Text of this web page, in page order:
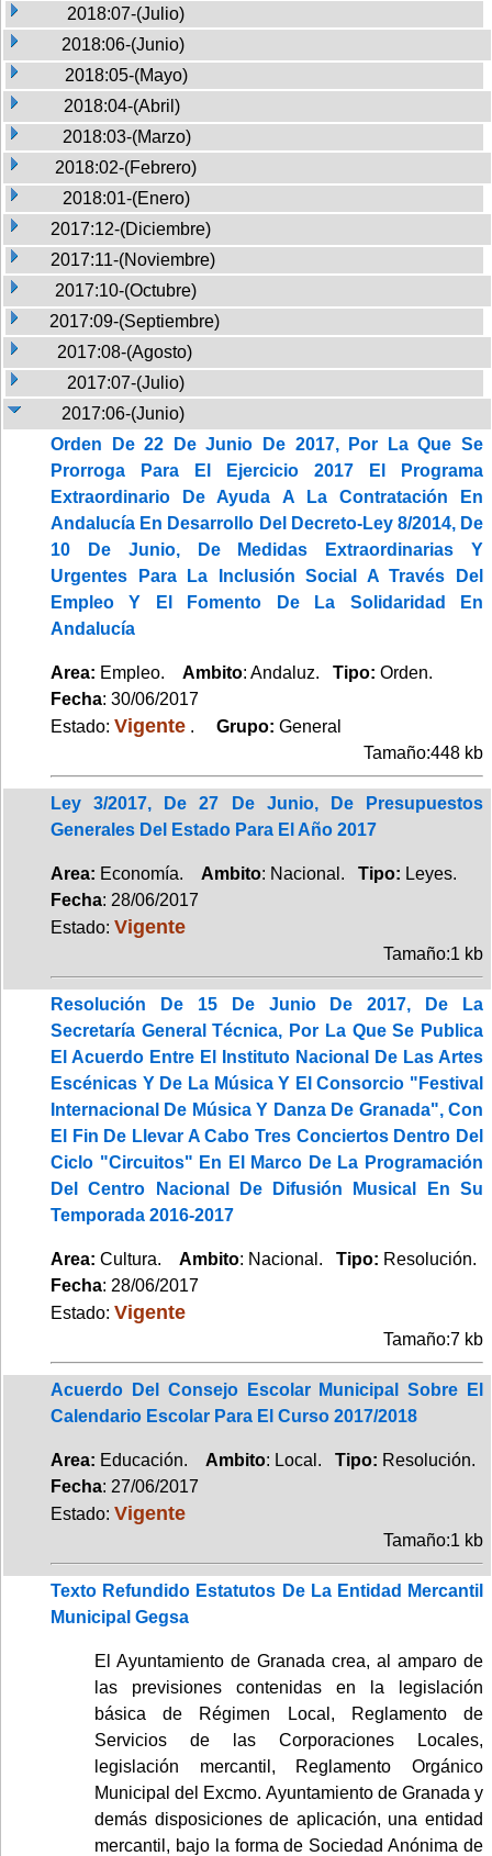
2018:07-(Julio)
2018:06-(Junio)
2018:05-(Mayo)
2018:04-(Abril)
2018:03-(Marzo)
2018:02-(Febrero)
2018:01-(Enero)
2017:12-(Diciembre)
2017:11-(Noviembre)
2017:10-(Octubre)
2017:09-(Septiembre)
2017:08-(Agosto)
2017:07-(Julio)
2017:06-(Junio)
Orden De 22 De Junio De 2017, Por La Que Se
Prorroga Para El Ejercicio 2017 El Programa
Extraordinario De Ayuda A La Contratación En
Andalucía En Desarrollo Del Decreto-Ley 8/2014, De
10 De Junio, De Medidas Extraordinarias Y
Urgentes Para La Inclusión Social A Través Del
Empleo Y El Fomento De La Solidaridad En
Andalucía
Area: Empleo. Ambito: Andaluz. Tipo: Orden.
Fecha: 30/06/2017
Estado: Vigente . Grupo: General
Tamaño:448 kb
Ley 3/2017, De 27 De Junio, De Presupuestos
Generales Del Estado Para El Año 2017
Area: Economía. Ambito: Nacional. Tipo: Leyes.
Fecha: 28/06/2017
Estado: Vigente
Tamaño:1 kb
Resolución De 15 De Junio De 2017, De La
Secretaría General Técnica, Por La Que Se Publica
El Acuerdo Entre El Instituto Nacional De Las Artes
Escénicas Y De La Música Y El Consorcio "Festival
Internacional De Música Y Danza De Granada", Con
El Fin De Llevar A Cabo Tres Conciertos Dentro Del
Ciclo "Circuitos" En El Marco De La Programación
Del Centro Nacional De Difusión Musical En Su
Temporada 2016-2017
Area: Cultura. Ambito: Nacional. Tipo: Resolución.
Fecha: 28/06/2017
Estado: Vigente
Tamaño:7 kb
Acuerdo Del Consejo Escolar Municipal Sobre El
Calendario Escolar Para El Curso 2017/2018
Area: Educación. Ambito: Local. Tipo: Resolución.
Fecha: 27/06/2017
Estado: Vigente
Tamaño:1 kb
Texto Refundido Estatutos De La Entidad Mercantil
Municipal Gegsa
El Ayuntamiento de Granada crea, al amparo de
las previsiones contenidas en la legislación
básica de Régimen Local, Reglamento de
Servicios de las Corporaciones Locales,
legislación mercantil, Reglamento Orgánico
Municipal del Excmo. Ayuntamiento de Granada y
demás disposiciones de aplicación, una entidad
mercantil, bajo la forma de Sociedad Anónima de